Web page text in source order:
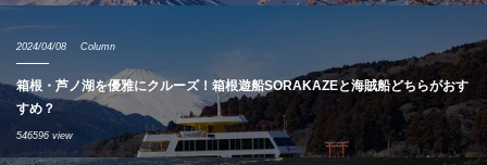
2024/04/08 Column
箱根・芦ノ湖を優雅にクルーズ！箱根遊船SORAKAZEと海賊船どちらがおす
すめ？
546596 view